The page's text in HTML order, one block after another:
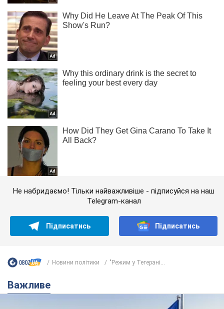
Не набридаємо! Тільки найважливіше - підписуйся на наш
Telegram-канал
Підписатись Підписатись
Новини політики "Режим у Тегерані...
Важливе